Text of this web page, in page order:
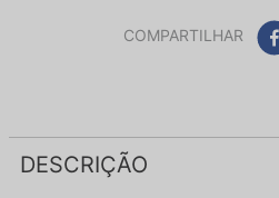
COMPARTILHAR
DESCRIÇÃO